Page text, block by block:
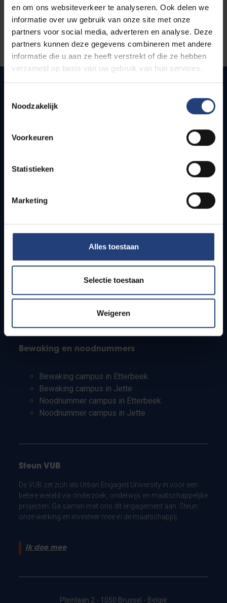
en om ons websiteverkeer te analyseren. Ook delen we
informatie over uw gebruik van onze site met onze
partners voor social media, adverteren en analyse. Deze
partners kunnen deze gegevens combineren met andere
informatie die u aan ze heeft verstrekt of die ze hebben
verzameld op basis van uw gebruik van hun services.
Noodzakelijk
Voorkeuren
Statistieken
Marketing
Alles toestaan
Selectie toestaan
Weigeren
Snel naar
Bereikbaarheid
Studenten
PhD-studenten
Leerkrachten en secundaire scholen
Bewaking en noodnummers
Bewaking campus in Etterbeek
Bewaking campus in Jette
Noodnummer campus in Etterbeek
Noodnummer campus in Jette
Steun VUB
De VUB zet zich als Urban Engaged University in voor een
betere wereld via onderzoek, onderwijs en maatschappelijke
projecten. Ga samen met ons dit engagement aan. Steun
onze werking en investeer mee in de maatschappij.
Ik doe mee
Pleinlaan 2 - 1050 Brussel - België